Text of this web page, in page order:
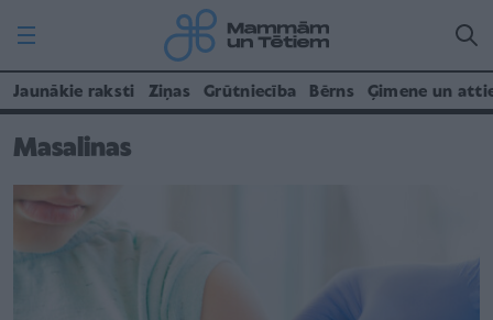
Jaunākie raksti Ziņas Grūtniecība Bērns Ģimene un
Masalinas